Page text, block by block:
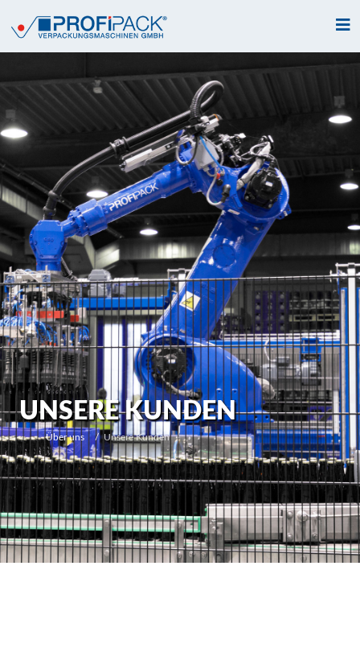
UNSERE KUNDEN
Über uns Unsere Kunden